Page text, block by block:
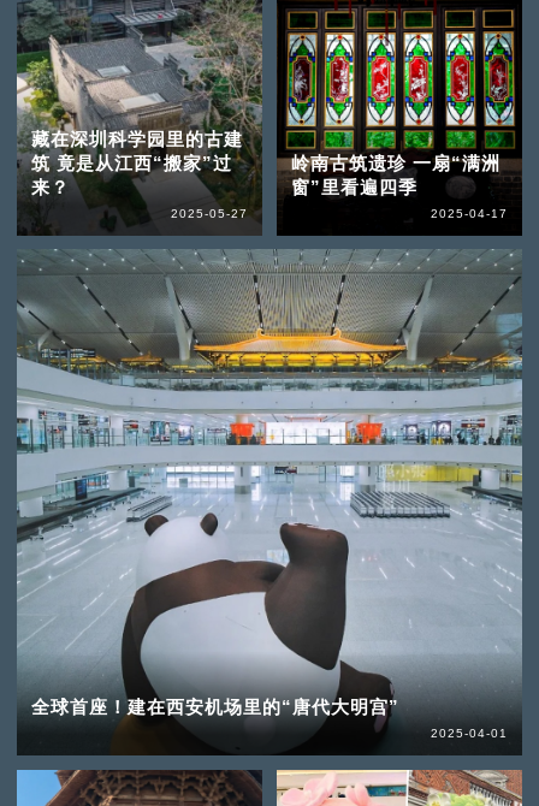
藏在深圳科学园里的古建
筑 竟是从江西“搬家”过
来？
2025-05-27
岭南古筑遗珍 一扇“满洲
窗”里看遍四季
2025-04-17
全球首座！建在西安机场里的“唐代大明宫”
2025-04-01